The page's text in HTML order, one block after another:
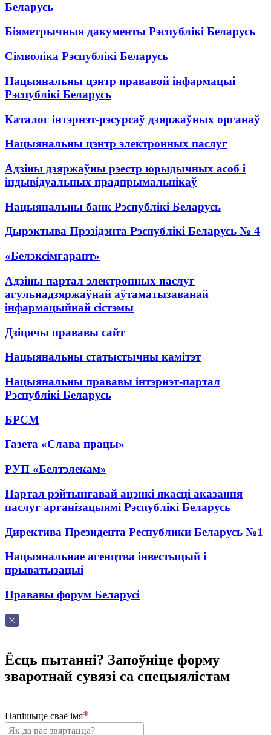
Беларусь
Біяметрычныя дакументы Рэспублікі Беларусь
Сімволіка Рэспублікі Беларусь
Нацыянальны цэнтр прававой інфармацыі
Рэспублікі Беларусь
Каталог інтэрнэт-рэсурсаў дзяржаўных органаў
Нацыянальны цэнтр электронных паслуг
Адзіны дзяржаўны рэестр юрыдычных асоб і
індывідуальных прадпрымальнікаў
Нацыянальны банк Рэспублікі Беларусь
Дырэктыва Прэзідэнта Рэспублікі Беларусь № 4
«Белэксімгарант»
Адзіны партал электронных паслуг
агульнадзяржаўнай аўтаматызаванай
інфармацыйнай сістэмы
Дзіцячы прававы сайт
Нацыянальны статыстычны камітэт
Нацыянальны прававы інтэрнэт-партал
Рэспублікі Беларусь
БРСМ
Газета «Слава працы»
РУП «Белтэлекам»
Партал рэйтынгавай ацэнкі якасці аказання
паслуг арганізацыямі Рэспублікі Беларусь
Директива Президента Республики Беларусь №1
Нацыянальнае агенцтва інвестыцый і
прыватызацыі
Прававы форум Беларусі
Ёсць пытанні? Запоўніце форму
зваротнай сувязі са спецыялістам
Напішыце сваё імя